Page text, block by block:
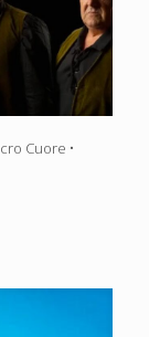
Cuore •